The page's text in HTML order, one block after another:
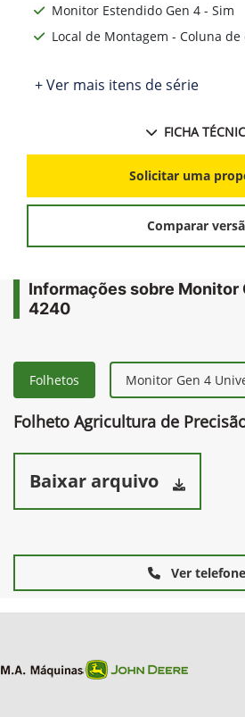
Monitor Estendido Gen 4 - Sim
Local de Montagem - Coluna de
+ Ver mais itens de série
FICHA
Solicitar uma
Comparar
Informações sobre Monitor
4240
Folhetos Monitor Gen 4
Folheto Agricultura de
Baixar arquivo
Ver